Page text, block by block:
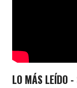
LO MÁS LEÍDO